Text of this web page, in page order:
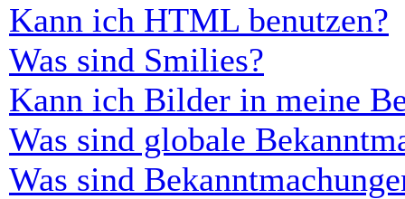
Kann ich HTML benutzen?
Was sind Smilies?
Kann ich Bilder in meine
Was sind globale
Was sind